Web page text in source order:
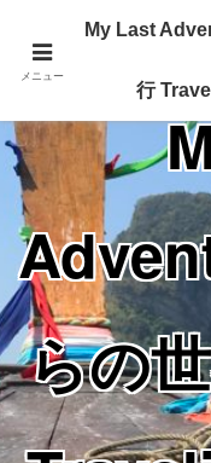
Traveling
らの
メニュー
My Last
行